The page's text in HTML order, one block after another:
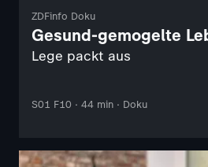
ZDFinfo Doku
Gesund-gemogelte
Lege packt aus
S01 F10 · 44 min · Doku